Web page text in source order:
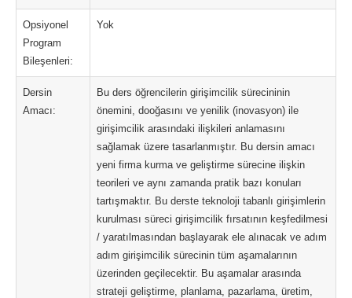
Opsiyonel
Program
Bileşenleri:
Yok
Dersin
Amacı:
Bu ders öğrencilerin girişimcilik sürecininin
önemini, dooğasını ve yenilik (inovasyon) ile
girişimcilik arasındaki ilişkileri anlamasını
sağlamak üzere tasarlanmıştır. Bu dersin amacı
yeni firma kurma ve geliştirme sürecine ilişkin
teorileri ve aynı zamanda pratik bazı konuları
tartışmaktır. Bu derste teknoloji tabanlı girişimlerin
kurulması süreci girişimcilik fırsatının keşfedilmesi
/ yaratılmasından başlayarak ele alınacak ve adım
adım girişimcilik sürecinin tüm aşamalarının
üzerinden geçilecektir. Bu aşamalar arasında
strateji geliştirme, planlama, pazarlama, üretim,